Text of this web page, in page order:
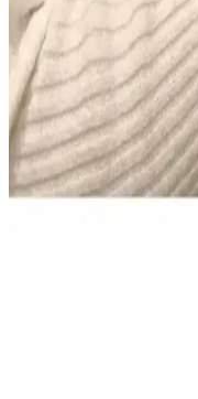
Hassas Dişler için
Colgate Sensitive Diş
kökenli set, hassas
kullanım sağlar. Evde
kullanıcılar kıvam ve
yüksek.
NIVEA Men Deep
Nem, Yağsız